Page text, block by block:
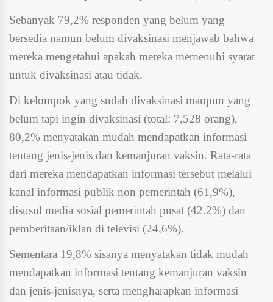
Sebanyak 79,2% responden yang belum yang
bersedia namun belum divaksinasi menjawab bahwa
mereka mengetahui apakah mereka memenuhi syarat
untuk divaksinasi atau tidak.
Di kelompok yang sudah divaksinasi maupun yang
belum tapi ingin divaksinasi (total: 7,528 orang),
80,2% menyatakan mudah mendapatkan informasi
tentang jenis-jenis dan kemanjuran vaksin. Rata-rata
dari mereka mendapatkan informasi tersebut melalui
kanal informasi publik non pemerintah (61,9%),
disusul media sosial pemerintah pusat (42.2%) dan
pemberitaan/iklan di televisi (24,6%).
Sementara 19,8% sisanya menyatakan tidak mudah
mendapatkan informasi tentang kemanjuran vaksin
dan jenis-jenisnya, serta mengharapkan informasi